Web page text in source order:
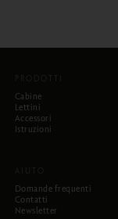
Cabine
Lettini
Accessori
Istruzioni
Domande frequenti
Contatti
Newsletter